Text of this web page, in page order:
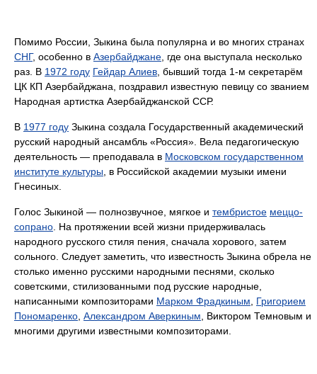
Помимо России, Зыкина была популярна и во многих странах
СНГ, особенно в Азербайджане, где она выступала несколько
раз. В 1972 году Гейдар Алиев, бывший тогда 1-м секретарём
ЦК КП Азербайджана, поздравил известную певицу со званием
Народная артистка Азербайджанской ССР.
В 1977 году Зыкина создала Государственный академический
русский народный ансамбль «Россия». Вела педагогическую
деятельность — преподавала в Московском государственном
институте культуры, в Российской академии музыки имени
Гнесиных.
Голос Зыкиной — полнозвучное, мягкое и тембристое меццо-
сопрано. На протяжении всей жизни придерживалась
народного русского стиля пения, сначала хорового, затем
сольного. Следует заметить, что известность Зыкина обрела не
столько именно русскими народными песнями, сколько
советскими, стилизованными под русские народные,
написанными композиторами Марком Фрадкиным, Григорием
Пономаренко, Александром Аверкиным, Виктором Темновым и
многими другими известными композиторами.